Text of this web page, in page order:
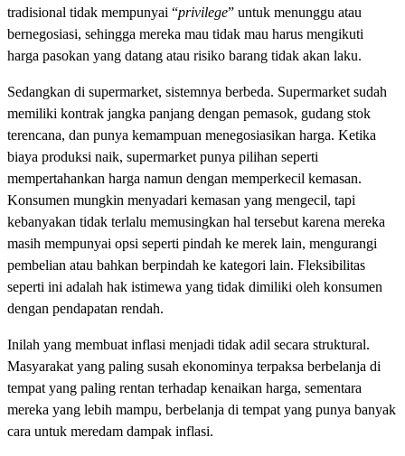
tradisional tidak mempunyai “privilege” untuk menunggu atau
bernegosiasi, sehingga mereka mau tidak mau harus mengikuti
harga pasokan yang datang atau risiko barang tidak akan laku.
Sedangkan di supermarket, sistemnya berbeda. Supermarket sudah
memiliki kontrak jangka panjang dengan pemasok, gudang stok
terencana, dan punya kemampuan menegosiasikan harga. Ketika
biaya produksi naik, supermarket punya pilihan seperti
mempertahankan harga namun dengan memperkecil kemasan.
Konsumen mungkin menyadari kemasan yang mengecil, tapi
kebanyakan tidak terlalu memusingkan hal tersebut karena mereka
masih mempunyai opsi seperti pindah ke merek lain, mengurangi
pembelian atau bahkan berpindah ke kategori lain. Fleksibilitas
seperti ini adalah hak istimewa yang tidak dimiliki oleh konsumen
dengan pendapatan rendah.
Inilah yang membuat inflasi menjadi tidak adil secara struktural.
Masyarakat yang paling susah ekonominya terpaksa berbelanja di
tempat yang paling rentan terhadap kenaikan harga, sementara
mereka yang lebih mampu, berbelanja di tempat yang punya banyak
cara untuk meredam dampak inflasi.